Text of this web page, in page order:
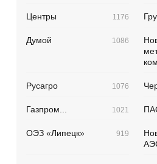
Центры 1176
Думой 1086
Русагро 1076
Газпром... 1021
ОЭЗ «Липецк» 919